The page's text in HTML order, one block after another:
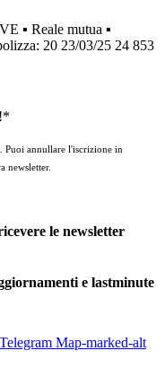
▪ Reale mutua ▪
20 23/03/25 24 853
*
Puoi annullare l'iscrizione in
newsletter.
le newsletter
e lastminute
Telegram Map-marked-alt